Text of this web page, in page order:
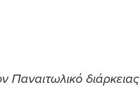
Παναιτωλικό διάρκειας